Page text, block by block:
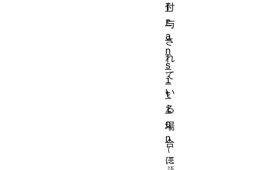
付
与
さ
れ
て
い
る
場
合
に
T
r
a
n
s
i
t
i
o
n